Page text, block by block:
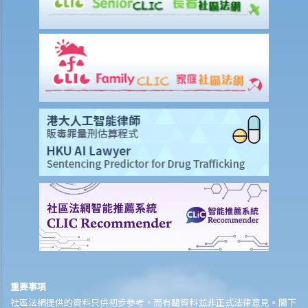
重要事項
社區法網提供的資料只供初步參考，而有關資料並非正式法律意見。閣下